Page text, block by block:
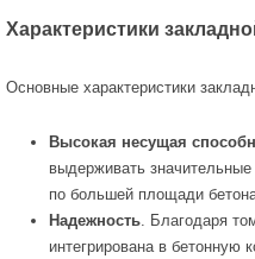
Характеристики
Основные характеристики
Высокая несущая
выдерживать значительные
по большей площади
Надежность . Благодаря
интегрирована в бетонную